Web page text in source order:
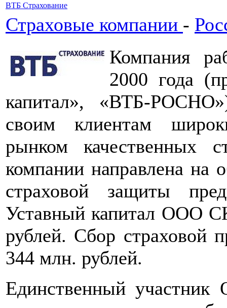
ВТБ Страхование
Страховые компании -
Компания
2000 года
капитал», «ВТБ-
своим клиентам
рынком качественных
компании направлена на
страховой защиты
Уставный капитал ООО
рублей. Сбор страховой
344 млн. рублей.
Единственный